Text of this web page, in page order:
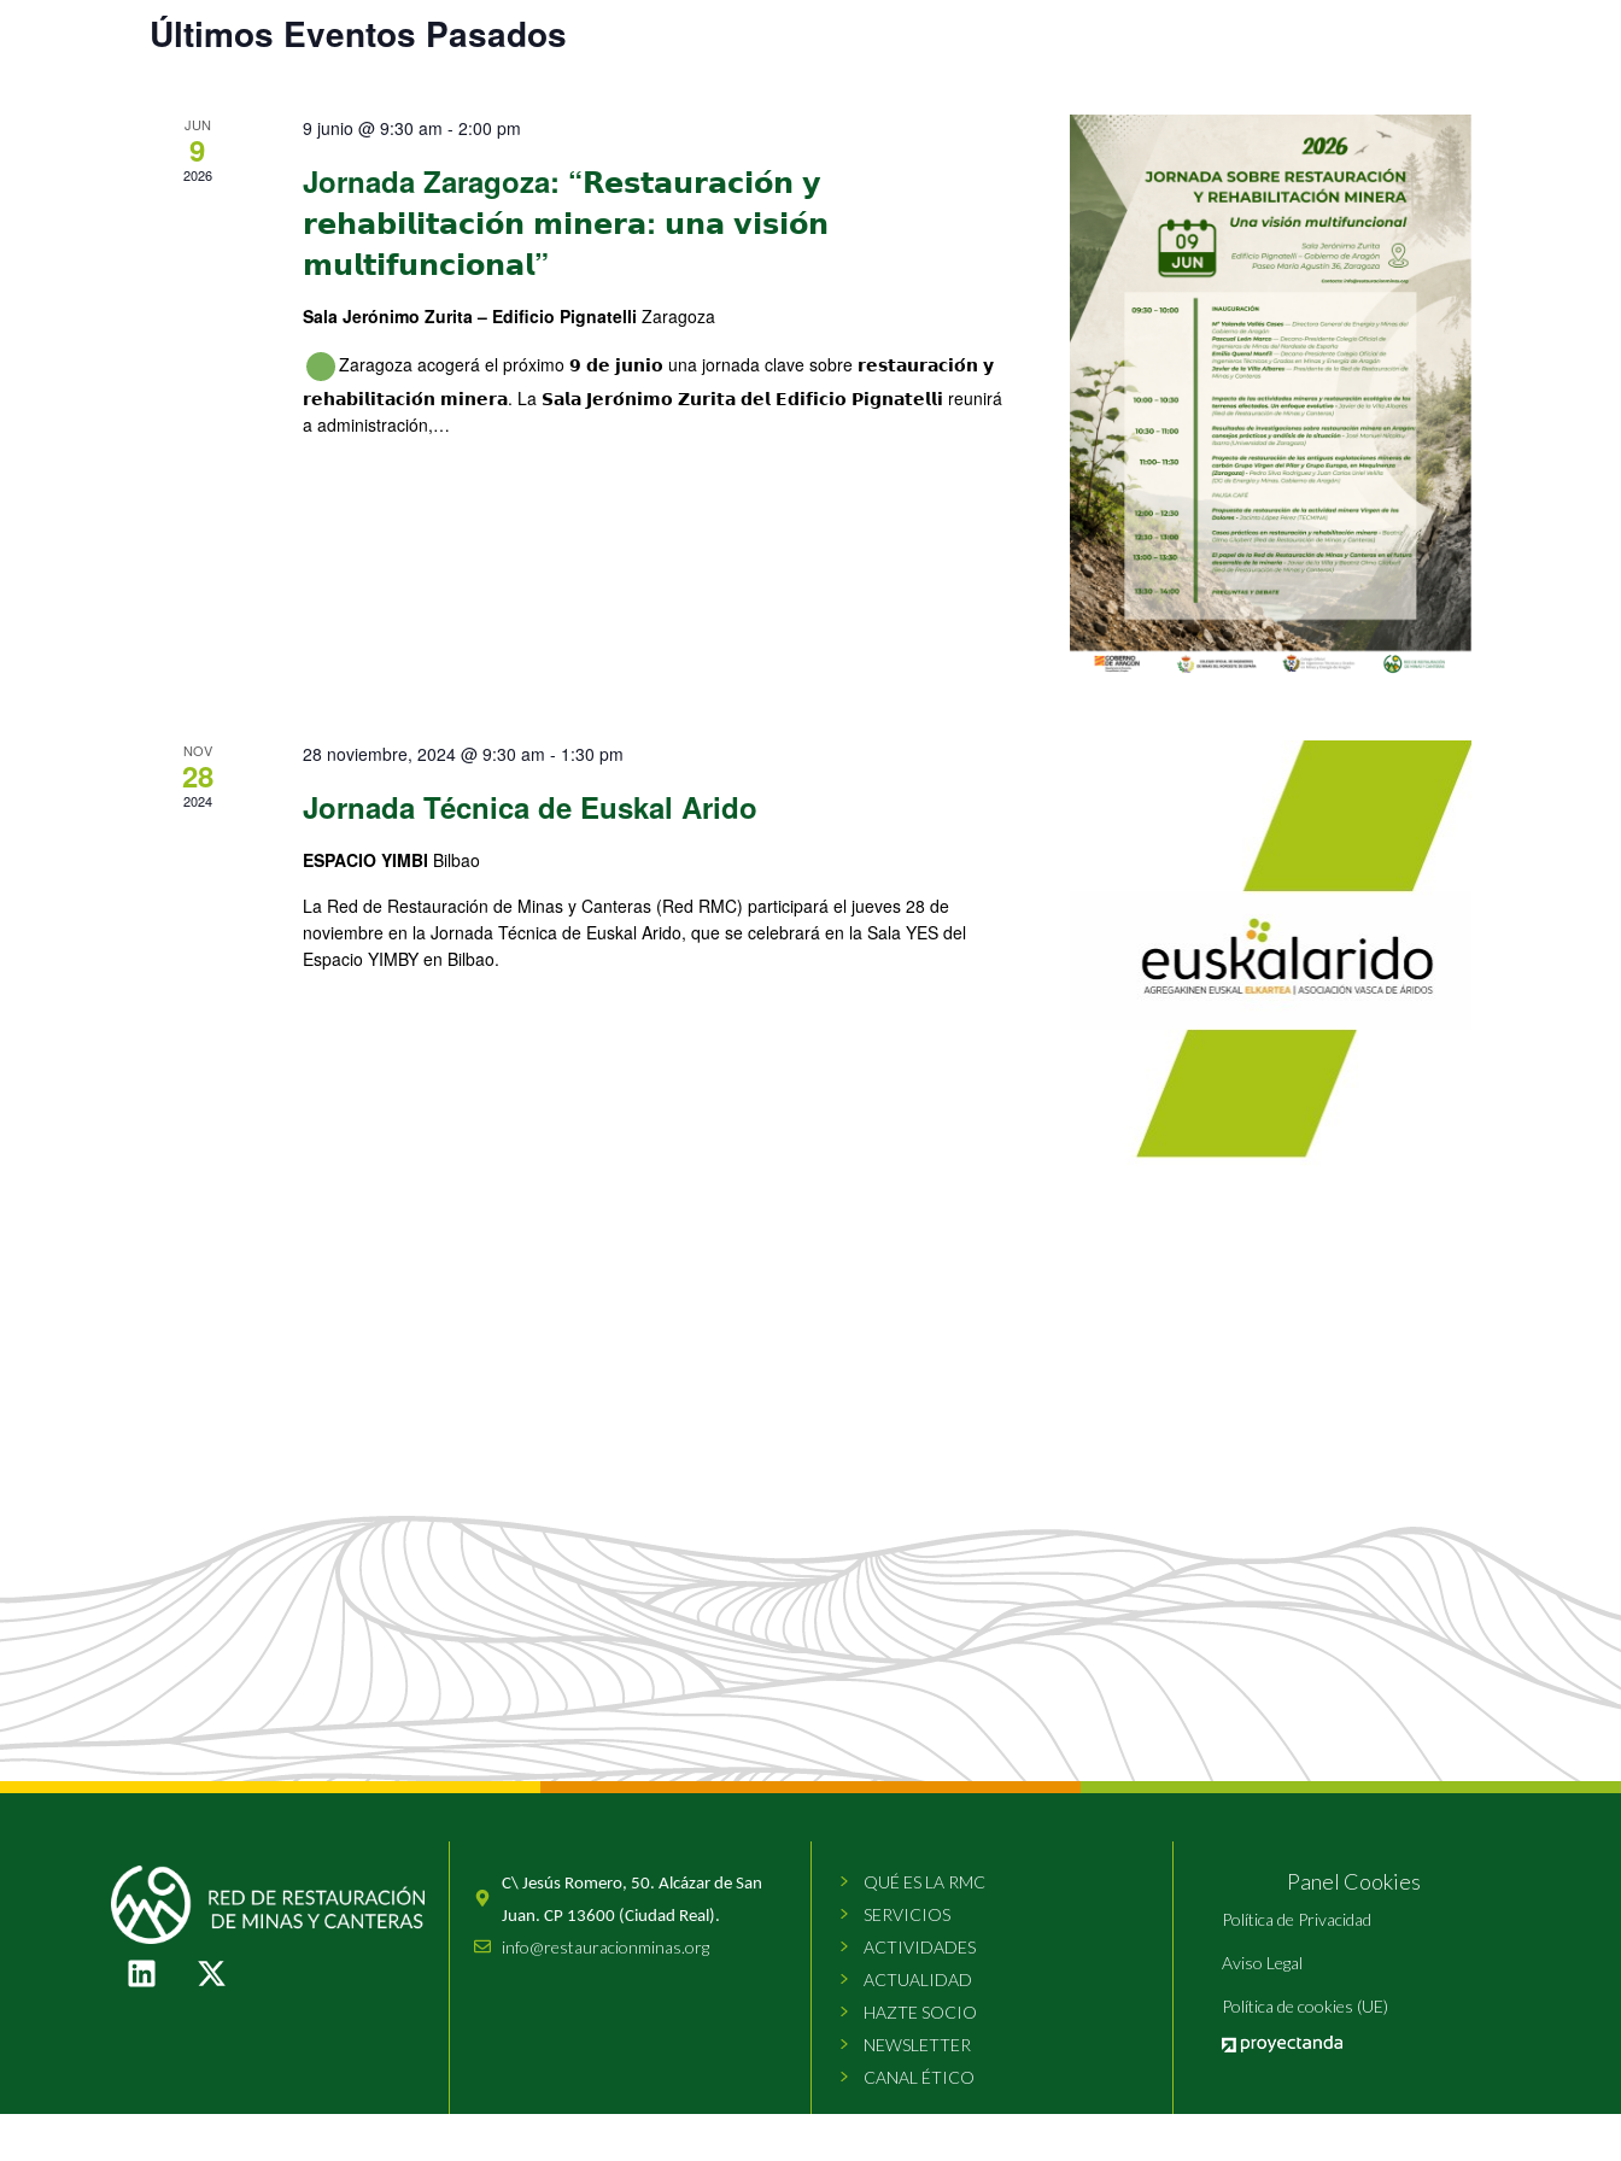
Últimos Eventos Pasados
JUN
9
2026
9 junio @ 9:30 am -2:00 pm
Jornada Zaragoza: “𝗥𝗲𝘀𝘁𝗮𝘂𝗿𝗮𝗰𝗶𝗼́𝗻 𝘆
𝗿𝗲𝗵𝗮𝗯𝗶𝗹𝗶𝘁𝗮𝗰𝗶𝗼́𝗻 𝗺𝗶𝗻𝗲𝗿𝗮: 𝘂𝗻𝗮 𝘃𝗶𝘀𝗶𝗼́𝗻
𝗺𝘂𝗹𝘁𝗶𝗳𝘂𝗻𝗰𝗶𝗼𝗻𝗮𝗹”
Sala Jerónimo Zurita – Edificio PignatelliZaragoza
Zaragoza acogerá el próximo 𝟵 𝗱𝗲 𝗷𝘂𝗻𝗶𝗼 una jornada clave sobre 𝗿𝗲𝘀𝘁𝗮𝘂𝗿𝗮𝗰𝗶𝗼́𝗻 𝘆
𝗿𝗲𝗵𝗮𝗯𝗶𝗹𝗶𝘁𝗮𝗰𝗶𝗼́𝗻 𝗺𝗶𝗻𝗲𝗿𝗮. La 𝗦𝗮𝗹𝗮 𝗝𝗲𝗿𝗼́𝗻𝗶𝗺𝗼 𝗭𝘂𝗿𝗶𝘁𝗮 𝗱𝗲𝗹 𝗘𝗱𝗶𝗳𝗶𝗰𝗶𝗼 𝗣𝗶𝗴𝗻𝗮𝘁𝗲𝗹𝗹𝗶 reunirá
a administración,…
NOV
28
2024
28 noviembre, 2024 @ 9:30 am - 1:30 pm
Jornada Técnica de Euskal Arido
ESPACIO YIMBI Bilbao
La Red de Restauración de Minas y Canteras (Red RMC) participará el jueves 28 de
noviembre en la Jornada Técnica de Euskal Arido, que se celebrará en la Sala YES del
Espacio YIMBY en Bilbao.
C\ Jesús Romero, 50. Alcázar de San
Juan. CP 13600 (Ciudad Real).
info@restauracionminas.org
QUÉ ES LA RMC
SERVICIOS
ACTIVIDADES
ACTUALIDAD
HAZTE SOCIO
NEWSLETTER
CANAL ÉTICO
Panel Cookies
Política de Privacidad
Aviso Legal
Política de cookies (UE)